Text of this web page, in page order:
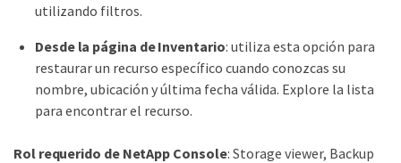
utilizando filtros.
Desde la página de Inventario: utiliza esta opción para
restaurar un recurso específico cuando conozcas su
nombre, ubicación y última fecha válida. Explore la lista
para encontrar el recurso.
Rol requerido de NetApp Console: Storage viewer, Backup